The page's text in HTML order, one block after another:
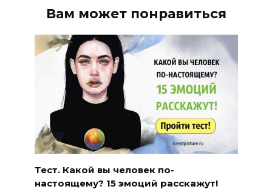
Вам может понравиться
Тест. Какой вы человек по-
настоящему? 15 эмоций расскажут!